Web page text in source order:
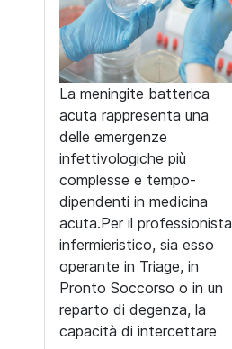
La meningite batterica
acuta rappresenta una
delle emergenze
infettivologiche più
complesse e tempo-
dipendenti in medicina
acuta.Per il professionista
infermieristico, sia esso
operante in Triage, in
Pronto Soccorso o in un
reparto di degenza, la
capacità di intercettare